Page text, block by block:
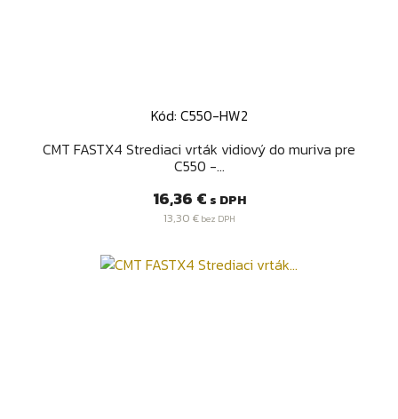
Kód: C550-HW2
CMT FASTX4 Strediaci vrták vidiový do muriva pre
C550 -...
Cena
16,36 € s DPH
13,30 €bez DPH